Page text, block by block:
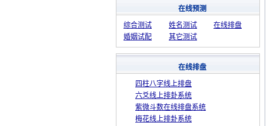
在线预测
综合测试
姓名测试
在线排盘
婚姻试配
其它测试
在线排盘
四柱八字线上排盘
六爻线上排卦系统
紫微斗数在线排盘系统
梅花线上排卦系统